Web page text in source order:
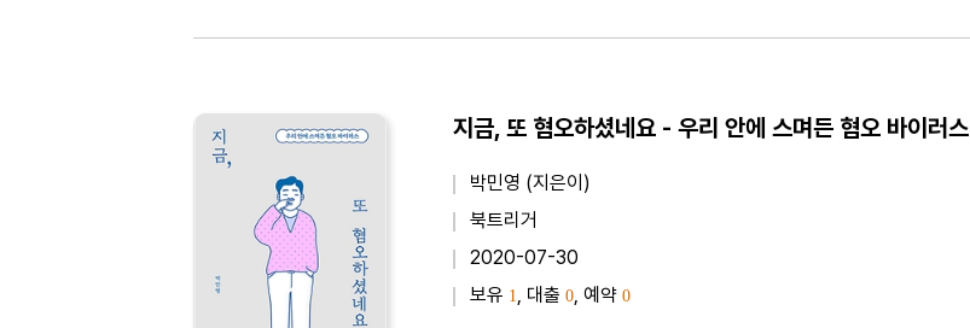
지금, 또 혐오하셨네요 - 우리 안에 스며든 혐오 바이러스
박민영 (지은이)
북트리거
2020-07-30
보유 1, 대출 0, 예약 0